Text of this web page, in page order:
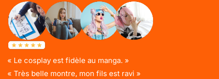
« Le cosplay est fidèle au manga. »
« Très belle montre, mon fils est ravi »